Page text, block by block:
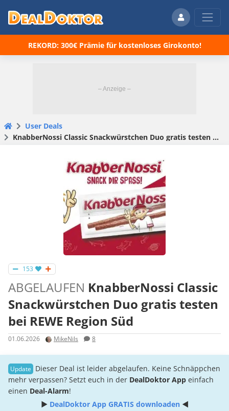
REKORD: 300€ Prämie für kostenloses Girokonto!
User Deals
KnabberNossi Classic Snackwürstchen Duo gratis testen bei REWE Region Süd
153
ABGELAUFEN KnabberNossi Classic
Snackwürstchen Duo gratis testen
bei REWE Region Süd
01.06.2026 MikeNils 8
Dieser Deal ist leider abgelaufen. Keine Schnäppchen
mehr verpassen? Setzt euch in der DealDoktor App einfach
einen Deal-Alarm!
► DealDoktor App GRATIS downloaden◄